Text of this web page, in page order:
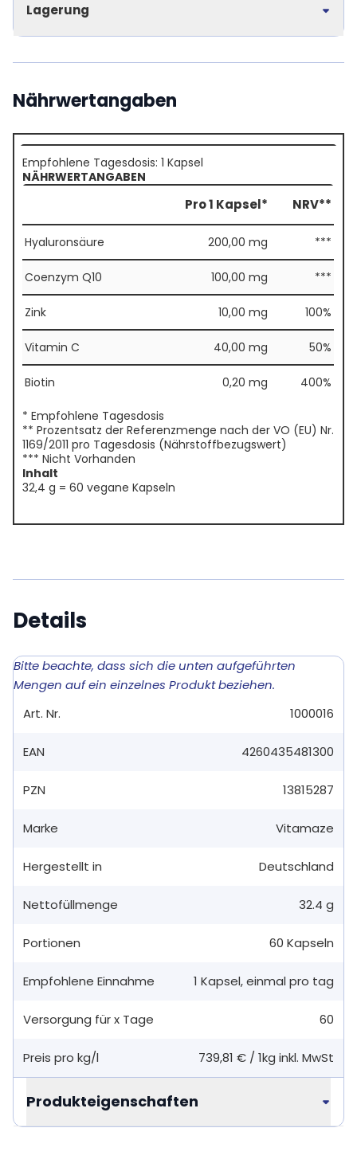
Lagerung
Nährwertangaben
Empfohlene Tagesdosis: 1 Kapsel
NÄHRWERTANGABEN
Pro 1 Kapsel* NRV**
Hyaluronsäure 200,00 mg ***
Coenzym Q10 100,00 mg ***
Zink 10,00 mg 100%
Vitamin C 40,00 mg 50%
Biotin 0,20 mg 400%
* Empfohlene Tagesdosis
** Prozentsatz der Referenzmenge nach der VO (EU) Nr.
1169/2011 pro Tagesdosis (Nährstoffbezugswert)
*** Nicht Vorhanden
Inhalt
32,4 g = 60 vegane Kapseln
Details
Bitte beachte, dass sich die unten aufgeführten
Mengen auf ein einzelnes Produkt beziehen.
Art. Nr.
1000016
EAN 4260435481300
PZN 13815287
Marke Vitamaze
Hergestellt in Deutschland
Nettofüllmenge 32.4 g
Portionen 60 Kapseln
Empfohlene Einnahme 1 Kapsel,einmal pro tag
Versorgung für x Tage 60
Preis pro kg/l 739,81 € / 1kg inkl. MwSt
Produkteigenschaften